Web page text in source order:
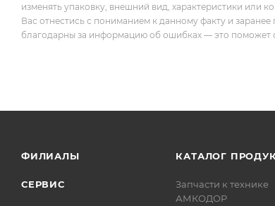
изменять упаковку, внешний вид, характеристики или
Вас отнестись с пониманием к данному факту и
благодарны за информацию об ошибках — это поможет
ФИЛИАЛЫ
СЕРВИС
КАТАЛОГ
Запчасти к технике
АМКОДОР